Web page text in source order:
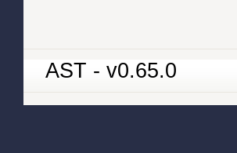
AST - v0.65.0